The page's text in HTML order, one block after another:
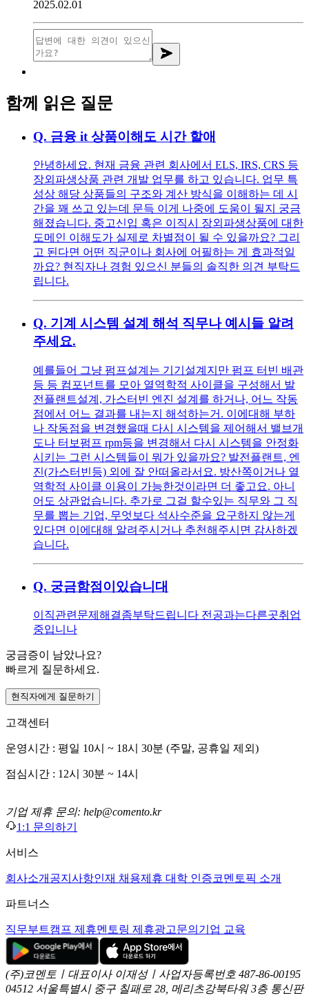
2025.02.01
함께 읽은 질문
Q. 금융 it 상품이해도 시간 할애
안녕하세요. 현재 금융 관련 회사에서 ELS, IRS, CRS 등
장외파생상품 관련 개발 업무를 하고 있습니다. 업무 특
성상 해당 상품들의 구조와 계산 방식을 이해하는 데 시
간을 꽤 쓰고 있는데 문득 이게 나중에 도움이 될지 궁금
해졌습니다. 중고신입 혹은 이직시 장외파생상품에 대한
도메인 이해도가 실제로 차별점이 될 수 있을까요? 그리
고 된다면 어떤 직군이나 회사에 어필하는 게 효과적일
까요? 현직자나 경험 있으신 분들의 솔직한 의견 부탁드
립니다.
Q. 기계 시스템 설계 해석 직무나 예시들 알려
주세요.
예를들어 그냥 펌프설계는 기기설계지만 펌프 터빈 배관
등 등 컴포넌트를 모아 열역학적 사이클을 구성해서 발
전플랜트설계, 가스터빈 엔진 설계를 하거나, 어느 작동
점에서 어느 결과를 내는지 해석하는거. 이에대해 부하
나 작동점을 변경했을때 다시 시스템을 제어해서 밸브개
도나 터보펌프 rpm등을 변경해서 다시 시스템을 안정화
시키는 그런 시스템들이 뭐가 있을까요? 발전플랜트, 엔
진(가스터빈등) 외에 잘 안떠올라서요. 방산쪽이거나 열
역학적 사이클 이용이 가능한것이라면 더 좋고요. 아니
어도 상관없습니다. 추가로 그걸 할수있는 직무와 그 직
무를 뽑는 기업, 무엇보다 석사수준을 요구하지 않는게
있다면 이에대해 알려주시거나 추천해주시면 감사하겠
습니다.
Q. 궁금함점이있습니대
이직관련문제해결좀부탁드립니다 전공과는다른곳취업
중입니나
궁금증이 남았나요?
빠르게 질문하세요.
현직자에게 질문하기
고객센터
운영시간 : 평일 10시 ~ 18시 30분 (주말, 공휴일 제외)
점심시간 : 12시 30분 ~ 14시
기업 제휴 문의: help@comento.kr
1:1 문의하기
서비스
회사소개 공지사항인재 채용제휴 대학 인증코멘토픽 소개
파트너스
직무부트캠프 제휴멘토링 제휴광고문의 기업 교육
(주)코멘토ㅣ대표이사 이재성ㅣ사업자등록번호 487-86-00195
04512 서울특별시 중구 칠패로 28, 메리츠강북타워 3층 통신판